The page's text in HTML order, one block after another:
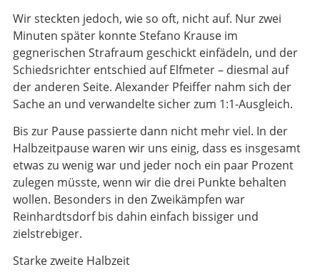
Wir steckten jedoch, wie so oft, nicht auf. Nur zwei
Minuten später konnte Stefano Krause im
gegnerischen Strafraum geschickt einfädeln, und der
Schiedsrichter entschied auf Elfmeter – diesmal auf
der anderen Seite. Alexander Pfeiffer nahm sich der
Sache an und verwandelte sicher zum 1:1-Ausgleich.
Bis zur Pause passierte dann nicht mehr viel. In der
Halbzeitpause waren wir uns einig, dass es insgesamt
etwas zu wenig war und jeder noch ein paar Prozent
zulegen müsste, wenn wir die drei Punkte behalten
wollen. Besonders in den Zweikämpfen war
Reinhardtsdorf bis dahin einfach bissiger und
zielstrebiger.
Starke zweite Halbzeit